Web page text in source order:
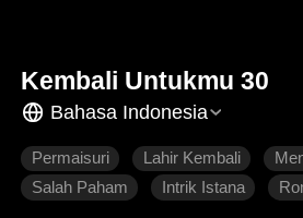
Kembali Untukmu 30
Bahasa Indonesia
Permaisuri Lahir Kembali
Salah Paham
Intrik Istana